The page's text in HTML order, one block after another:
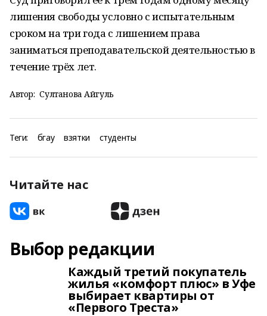
лишения свободы условно с испытательным
сроком на три года с лишением права
заниматься преподавательской деятельностью в
течение трёх лет.
Автор: Султанова Айгуль
Теги: бгау взятки студенты
Читайте нас
Выбор редакции
Каждый третий покупатель
жилья «комфорт плюс» в Уфе
выбирает квартиры от
«Первого Треста»